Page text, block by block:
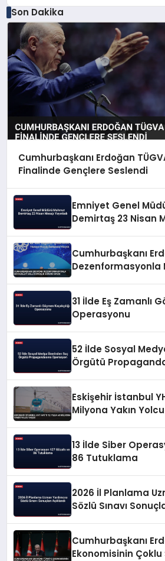
Son Dakika
Cumhurbaşkanı Erdoğan
Finalinde Gençlere Seslendi
Emniyet Genel
Demirtaş 23 Nisan
Cumhurbaşkanı
Dezenformasyonla
31 İlde Eş Zamanlı
Operasyonu
52 İlde Sosyal
Örgütü
Eskişehir İstanbul
Milyona Yakın Yolcu
13 İlde Siber
86 Tutuklama
2026 İl Planlama
Sözlü Sınavı
Cumhurbaşkanı
Ekonomisinin